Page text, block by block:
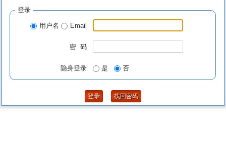
登录
用户名 Email
密 码
隐身登录 是 否